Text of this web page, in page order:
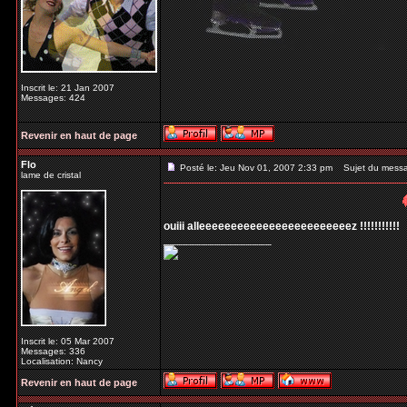
Inscrit le: 21 Jan 2007
Messages: 424
Revenir en haut de page
Flo
lame de cristal
Inscrit le: 05 Mar 2007
Messages: 336
Localisation: Nancy
Posté le: Jeu Nov 01, 2007 2:33 pm Sujet du
ouiii alleeeeeeeeeeeeeeeeeeeeeeeez !!!!!!!!!!!
_________________
Revenir en haut de page